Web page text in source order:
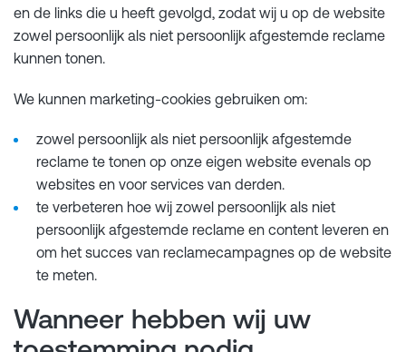
en de links die u heeft gevolgd, zodat wij u op de website
zowel persoonlijk als niet persoonlijk afgestemde reclame
kunnen tonen.
We kunnen marketing-cookies gebruiken om:
zowel persoonlijk als niet persoonlijk afgestemde
reclame te tonen op onze eigen website evenals op
websites en voor services van derden.
te verbeteren hoe wij zowel persoonlijk als niet
persoonlijk afgestemde reclame en content leveren en
om het succes van reclamecampagnes op de website
te meten.
Wanneer hebben wij uw